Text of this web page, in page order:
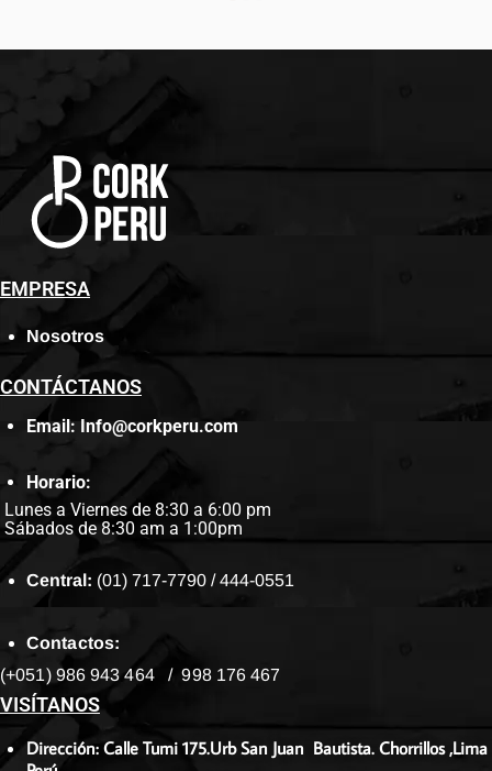
EMPRESA
Nosotros
CONTÁCTANOS
Email: Info@corkperu.com
Horario:
Lunes a Viernes de 8:30 a 6:00 pm
Sábados de 8:30 am a 1:00pm
Central: (01) 717-7790 / 444-0551
Contactos:
(+051) 986 943 464 / 998 176 467
VISÍTANOS
Dirección: Calle Tumi 175.Urb San Juan Bautista. Chorrillos ,Lima